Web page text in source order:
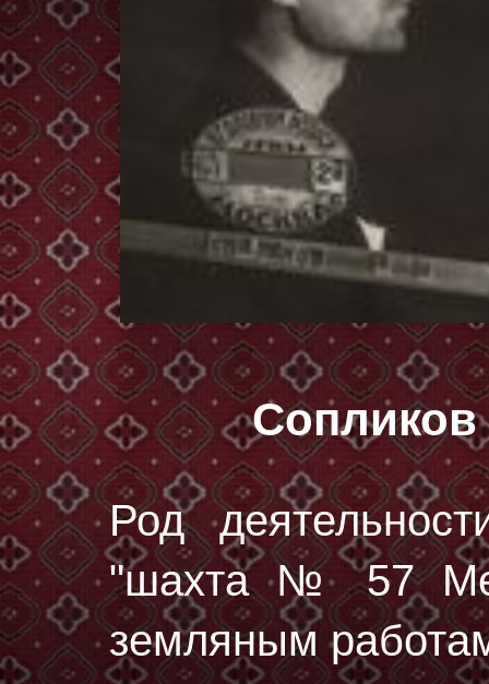
Род
"шахта № 57
земляным